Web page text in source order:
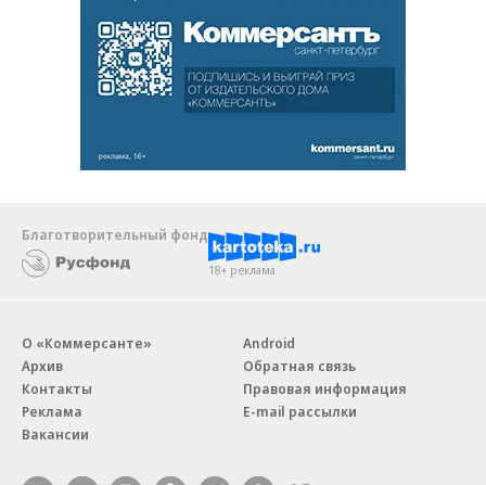
Благотворительный фонд
18+ реклама
О «Коммерсанте»
Архив
Контакты
Реклама
Вакансии
Android
Обратная связь
Правовая информация
E-mail рассылки